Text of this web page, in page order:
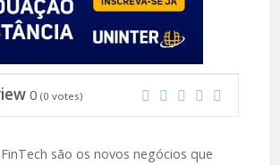
0 (0 votes)
são os novos negócios que